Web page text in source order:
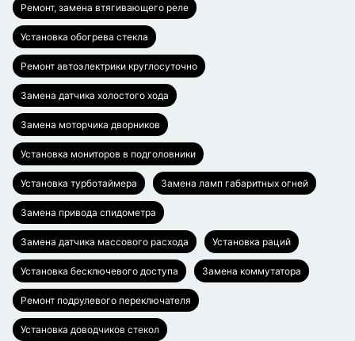
Ремонт, замена втягивающего реле
Установка обогрева стекла
Ремонт автоэлектрики круглосуточно
Замена датчика холостого хода
Замена моторчика дворников
Установка мониторов в подголовники
Установка турботаймера Замена ламп габаритных огней
Замена привода спидометра
Замена датчика массового расхода Установка раций
Установка бесключевого доступа Замена коммутатора
Ремонт подрулевого переключателя
Установка доводчиков стекол